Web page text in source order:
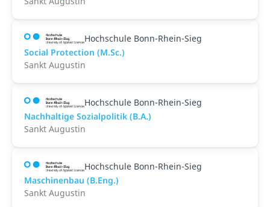
Hochschule Bonn-Rhein-Sieg
Social Protection (M.Sc.)
Sankt Augustin
Hochschule Bonn-Rhein-Sieg
Nachhaltige Sozialpolitik (B.A.)
Sankt Augustin
Hochschule Bonn-Rhein-Sieg
Maschinenbau (B.Eng.)
Sankt Augustin